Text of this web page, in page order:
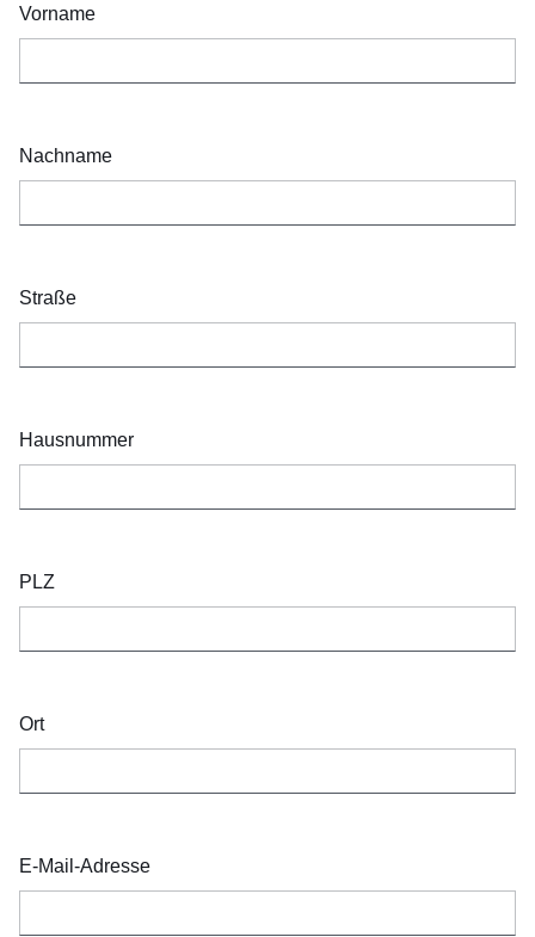
Vorname
Nachname
Straße
Hausnummer
PLZ
Ort
E-Mail-Adresse